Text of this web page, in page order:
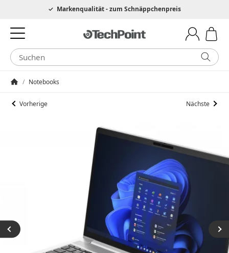
Hotline 0049 6205 3079975Markenqualität - zum Schnäppchenpreis
/ Notebooks
Vorherige Nächste